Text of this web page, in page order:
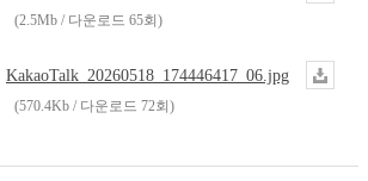
(2.5Mb / 다운로드 65회)
KakaoTalk_20260518_174446417_06.jpg
(570.4Kb / 다운로드 72회)